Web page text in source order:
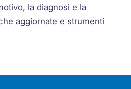
la diagnosi e la
aggiornate e strumenti